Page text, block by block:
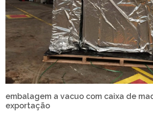
embalagem a vacuo com caixa de
exportação